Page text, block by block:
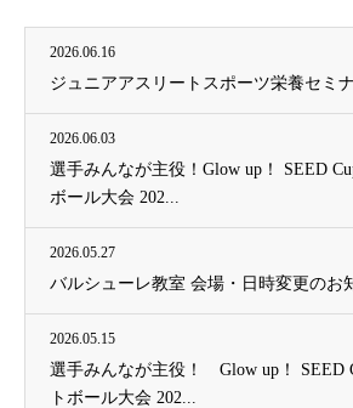
2026.06.16
ジュニアアスリートスポーツ栄養セミ
2026.06.03
選手みんなが主役！Glow up！ SEED
ボール大会 202...
2026.05.27
バルシューレ教室 会場・日時変更のお
2026.05.15
選手みんなが主役！ Glow up！ SEED
トボール大会 202...